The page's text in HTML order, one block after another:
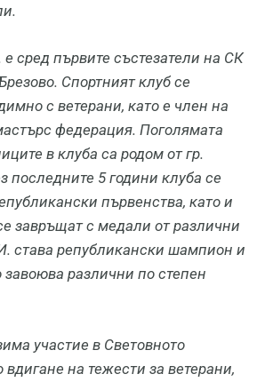
е сред първите състезатели на СК
Спортният клуб се
с ветерани, като е член на
федерация. Поголямата
в клуба са родом от гр.
последните 5 години клуба се
първенства, като и
завръщат с медали от различни
става републикански шампион и
завоюва различни по степен
участие в Световното
вдигане на тежести за ветерани,